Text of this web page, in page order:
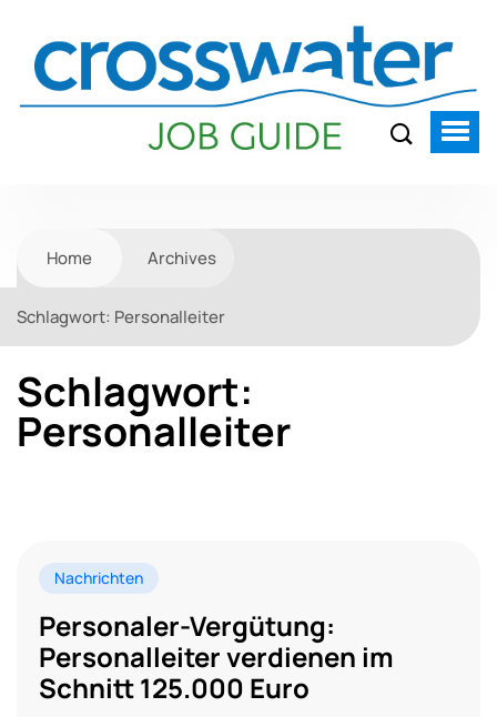
Home Archives
Schlagwort: Personalleiter
Schlagwort:
Personalleiter
Nachrichten
Personaler-Vergütung:
Personalleiter verdienen im
Schnitt 125.000 Euro